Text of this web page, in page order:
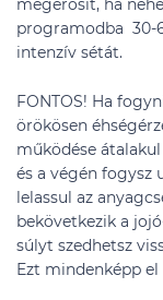
megerősít, ha
programodba 30-
intenzív sétát.
FONTOS! Ha
örökösen
működése
és a végén fogysz
lelassul az
bekövetkezik a
súlyt szedhetsz
Ezt mindenképp